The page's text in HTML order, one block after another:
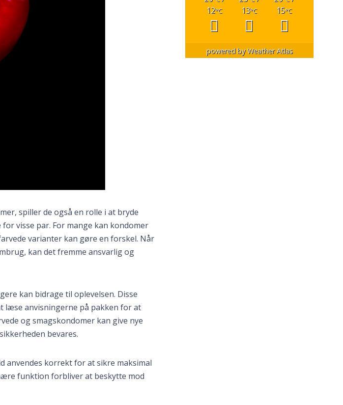
spiller de også en rolle i at bryde
visse par. For mange kan kondomer
varianter kan gøre en forskel. Når
kan det fremme ansvarlig og
kan bidrage til oplevelsen. Disse
læse anvisningerne på pakken for at
og smagskondomer kan give nye
bevares.
anvendes korrekt for at sikre maksimal
funktion forbliver at beskytte mod
12°C
13°C
15°C
powered byWeather Atlas